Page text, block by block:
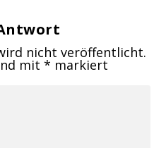
nicht veröffentlicht.
mit* markiert